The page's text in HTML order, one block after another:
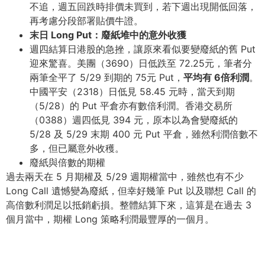
不追，週五回跌時排價未買到，若下週出現開低回落，
再考慮分段部署貼價牛證。
末日 Long Put：廢紙堆中的意外收獲
週四結算日港股的急挫，讓原來看似要變廢紙的舊 Put
迎來驚喜。美團（3690）日低跌至 72.25元，筆者分
兩筆全平了 5/29 到期的 75元 Put， 平均有 6倍利潤。
中國平安（2318）日低見 58.45 元時，當天到期
（5/28）的 Put 平倉亦有數倍利潤。香港交易所
（0388）週四低見 394 元，原本以為會變廢紙的
5/28 及 5/29 末期 400 元 Put 平倉，雖然利潤倍數不
多，但已屬意外收穫。
廢紙與倍數的期權
過去兩天在 5 月期權及 5/29 週期權當中，雖然也有不少
Long Call 遺憾變為廢紙，但幸好幾筆 Put 以及聯想 Call 的
高倍數利潤足以抵銷虧損。整體結算下來，這算是在過去 3
個月當中，期權 Long 策略利潤最豐厚的一個月。